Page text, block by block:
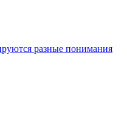
разные понимания